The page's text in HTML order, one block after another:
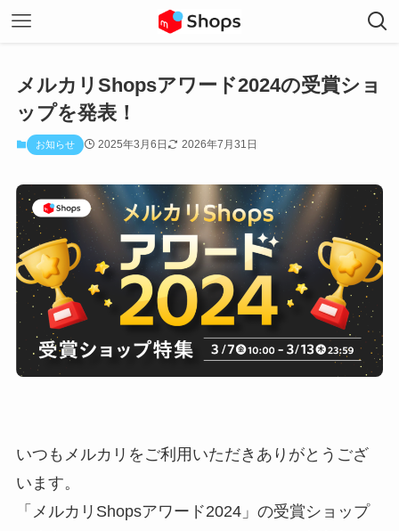
メルカリShopsアワード2024の受賞ショ
ップを発表！
お知らせ 2025年3月6日 2026年7月31日
いつもメルカリをご利用いただきありがとうござ
います。
「メルカリShopsアワード2024」の受賞ショップ